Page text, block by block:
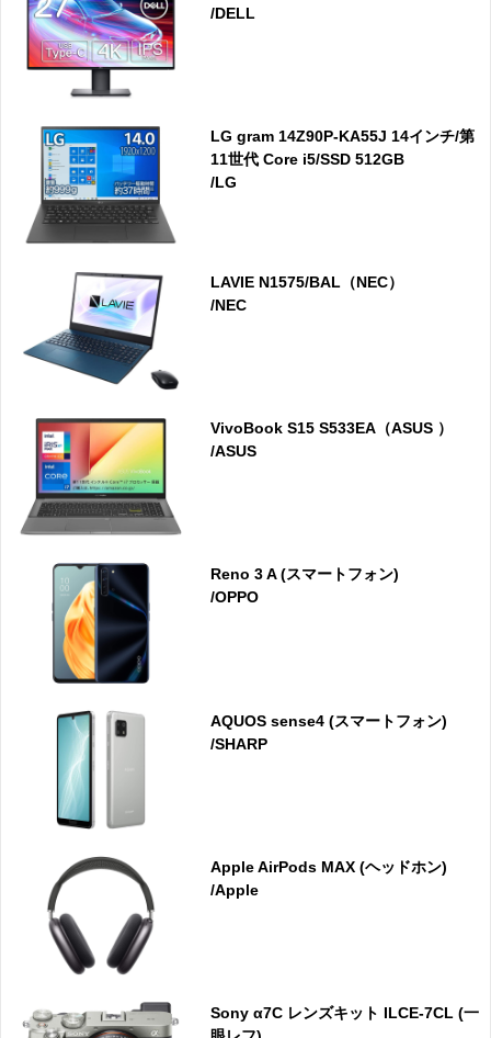
/DELL
LG gram 14Z90P-KA55J 14インチ/第
11世代 Core i5/SSD 512GB
/LG
LAVIE N1575/BAL（NEC）
/NEC
VivoBook S15 S533EA（ASUS ）
/ASUS
Reno 3 A (スマートフォン)
/OPPO
AQUOS sense4 (スマートフォン)
/SHARP
Apple AirPods MAX (ヘッドホン)
/Apple
Sony α7C レンズキット ILCE-7CL (一